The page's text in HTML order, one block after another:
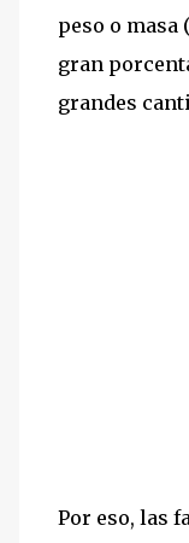
peso o masa
gran
grandes
Por eso, las